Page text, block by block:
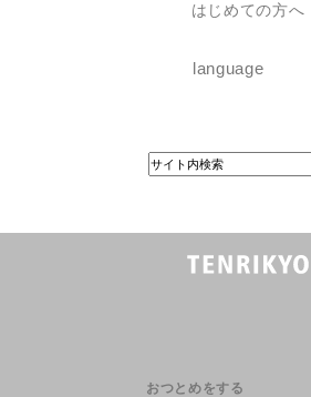
はじめての方へ
language
おつとめをする